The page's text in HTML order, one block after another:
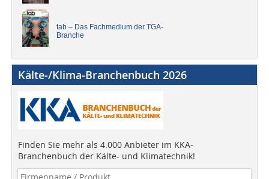
tab – Das Fachmedium der TGA-
Branche
Kälte-/Klima-Branchenbuch 2026
Finden Sie mehr als 4.000 Anbieter im KKA-
Branchenbuch der Kälte- und Klimatechnik!